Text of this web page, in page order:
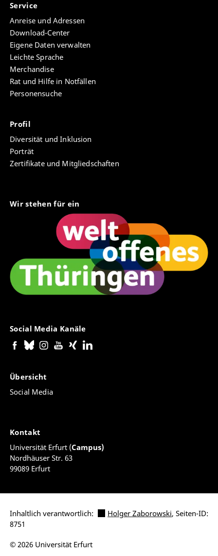
Service
Anreise und Adressen
Download-Center
Eigene Daten verwalten
Leichte Sprache
Merchandise
Rat und Hilfe in Notfällen
Personensuche
Profil
Diversität und Inklusion
Porträt
Zertifikate und Mitgliedschaften
Wir stehen für ein
Social Media Kanäle
Übersicht
Social Media
Kontakt
Universität Erfurt (Campus)
Nordhäuser Str. 63
99089 Erfurt
Inhaltlich verantwortlich: Holger Zaborowski, Seiten-ID:
8751
© 2026 Universität Erfurt